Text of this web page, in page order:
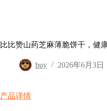
比比赞山药芝麻薄脆饼干，健
buy 2026年6月3日
产品详情